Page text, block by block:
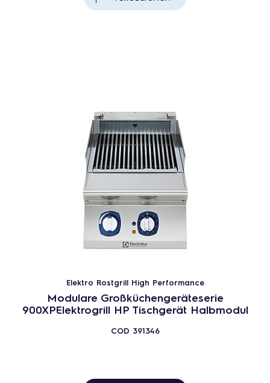
Elektro Rostgrill High Performance
Modulare Großküchengeräteserie
900XPElektrogrill HP Tischgerät Halbmodul
COD 391346